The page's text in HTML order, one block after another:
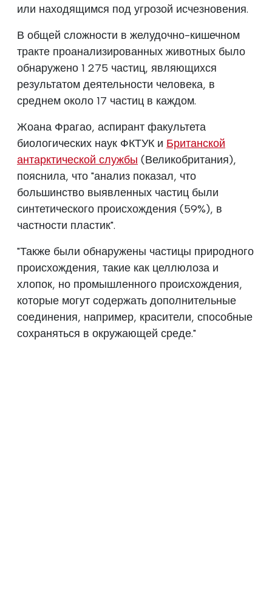
или находящимся под угрозой исчезновения.
В общей сложности в желудочно-кишечном
тракте проанализированных животных было
обнаружено 1 275 частиц, являющихся
результатом деятельности человека, в
среднем около 17 частиц в каждом.
Жоана Фрагао, аспирант факультета
биологических наук ФКТУК и Британской
антарктической службы (Великобритания),
пояснила, что "анализ показал, что
большинство выявленных частиц были
синтетического происхождения (59%), в
частности пластик".
"Также были обнаружены частицы природного
происхождения, такие как целлюлоза и
хлопок, но промышленного происхождения,
которые могут содержать дополнительные
соединения, например, красители, способные
сохраняться в окружающей среде."